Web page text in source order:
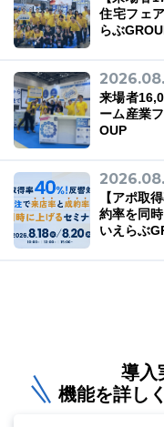
住宅フェ
らぶ
来場者
ーム産業
OUP
【アポ取
約率を同
いえらぶ
導入
機能を詳し